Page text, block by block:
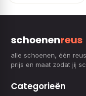
schoenenreus
alle schoenen, één
prijs en maat zodat jij
Categorieën